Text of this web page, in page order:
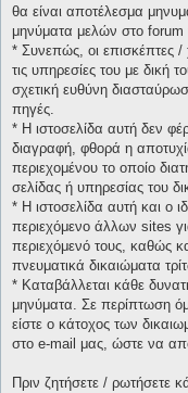
θα είναι αποτέλεσμα
μηνύματα μελών στο forum
* Συνεπώς, οι επισκέπτες /
τις υπηρεσίες του με δική
σχετική ευθύνη
πηγές.
* H ιστοσελίδα αυτή δεν
διαγραφή, φθορά η
περιεχομένου το οποίο
σελίδας ή υπηρεσίας του
* H ιστοσελίδα αυτή και ο
περιεχόμενο άλλων sites
περιεχόμενό τους, καθώς
πνευματικά δικαιώματα
* Καταβάλλεται κάθε
μηνύματα. Σε περίπτωση
είστε ο κάτοχος των
στο e-mail μας, ώστε να
Πριν ζητήσετε / ρωτήσετε